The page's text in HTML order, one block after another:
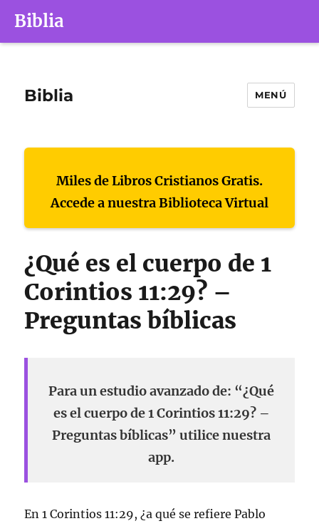
Biblia
Biblia MENÚ
Miles de Libros Cristianos Gratis.
Accede a nuestra Biblioteca Virtual
¿Qué es el cuerpo de 1
Corintios 11:29? –
Preguntas bíblicas
Para un estudio avanzado de: “¿Qué
es el cuerpo de 1 Corintios 11:29? –
Preguntas bíblicas” utilice nuestra
app.
En 1 Corintios 11:29, ¿a qué se refiere Pablo